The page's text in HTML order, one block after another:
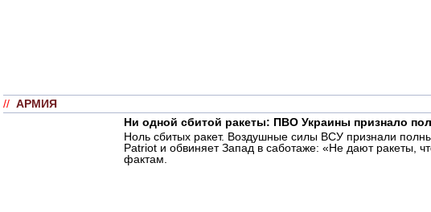
// АРМИЯ
Ни одной сбитой ракеты: ПВО Украины признало
Ноль сбитых ракет. Воздушные силы ВСУ признали
Patriot и обвиняет Запад в саботаже: «Не дают ракеты,
фактам.